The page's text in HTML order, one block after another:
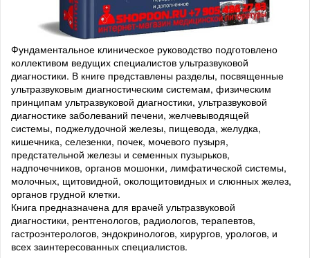
Фундаментальное клиническое руководство подготовлено
коллективом ведущих специалистов ультразвуковой
диагностики. В книге представлены разделы, посвященные
ультразвуковым диагностическим системам, физическим
принципам ультразвуковой диагностики, ультразвуковой
диагностике заболеваний печени, желчевыводящей
системы, поджелудочной железы, пищевода, желудка,
кишечника, селезенки, почек, мочевого пузыря,
предстательной железы и семенных пузырьков,
надпочечников, органов мошонки, лимфатической системы,
молочных, щитовидной, околощитовидных и слюнных желез,
органов грудной клетки.
Книга предназначена для врачей ультразвуковой
диагностики, рентгенологов, радиологов, терапевтов,
гастроэнтерологов, эндокринологов, хирургов, урологов, и
всех заинтересованных специалистов.